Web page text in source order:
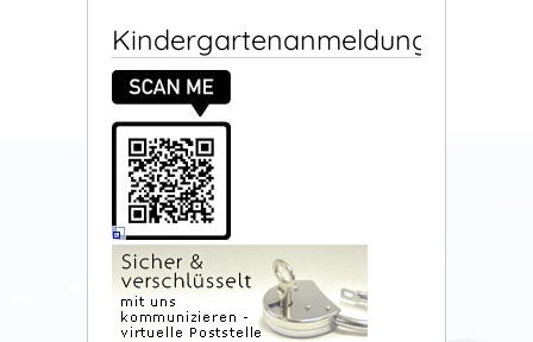
Kindergartenanmeldung